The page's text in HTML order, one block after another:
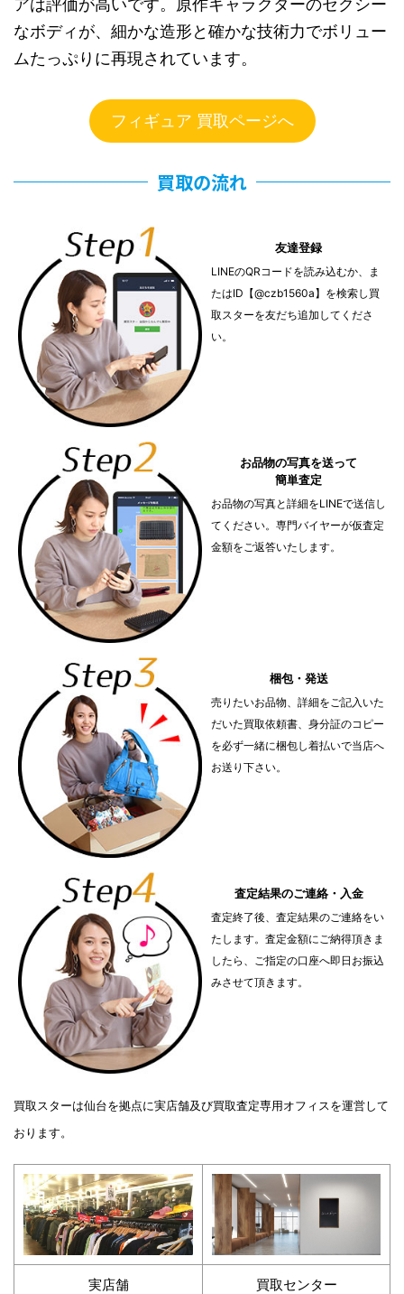
アは評価が高いです。原作キャラクターのセクシー
なボディが、細かな造形と確かな技術力でボリュー
ムたっぷりに再現されています。
フィギュア 買取ページへ
買取の流れ
友達登録
LINEのQRコードを読み込むか、ま
たはID【@czb1560a】を検索し買
取スターを友だち追加してくださ
い。
お品物の写真を送って
簡単査定
お品物の写真と詳細をLINEで送信し
てください。専門バイヤーが仮査定
金額をご返答いたします。
梱包・発送
売りたいお品物、詳細をご記入いた
だいた買取依頼書、身分証のコピー
を必ず一緒に梱包し着払いで当店へ
お送り下さい。
査定結果のご連絡・入金
査定終了後、査定結果のご連絡をい
たします。査定金額にご納得頂きま
したら、ご指定の口座へ即日お振込
みさせて頂きます。
買取スターは仙台を拠点に実店舗及び買取査定専用オフィスを運営して
おります。
実店舗
買取センター